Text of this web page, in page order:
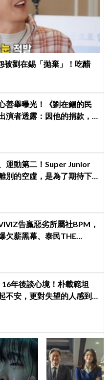
被劉在錫「拋棄」！吃醋
善舉曝光！《劉在錫的民
演者透露：因他的捐款，
運動第二！Super Junior
別的空虛，是為了期待下
告贏惡劣所屬社BPM，
欠薪黑幕、泰民THE
16年後談心境！朴載範坦
不安，更對失望的人感到